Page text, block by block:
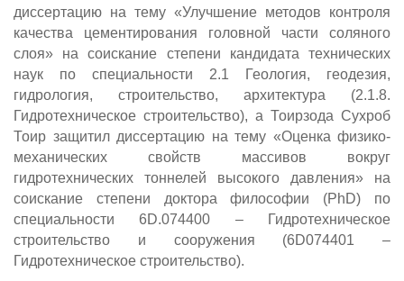
диссертацию на тему «Улучшение методов контроля
качества цементирования головной части соляного
слоя» на соискание степени кандидата технических
наук по специальности 2.1 Геология, геодезия,
гидрология, строительство, архитектура (2.1.8.
Гидротехническое строительство), а Тоирзода Сухроб
Тоир защитил диссертацию на тему «Оценка физико-
механических свойств массивов вокруг
гидротехнических тоннелей высокого давления» на
соискание степени доктора философии (PhD) по
специальности 6D.074400 – Гидротехническое
строительство и сооружения (6D074401 –
Гидротехническое строительство).